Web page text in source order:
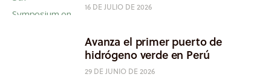
16 DE JULIO DE 2026
Avanza el primer puerto de
hidrógeno verde en Perú
29 DE JUNIO DE 2026